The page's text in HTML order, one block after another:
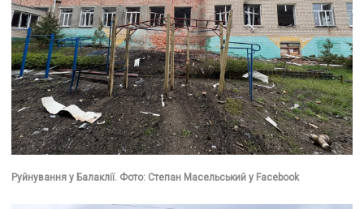
Руйнування у Балаклії. Фото: Степан Масельський у Facebook